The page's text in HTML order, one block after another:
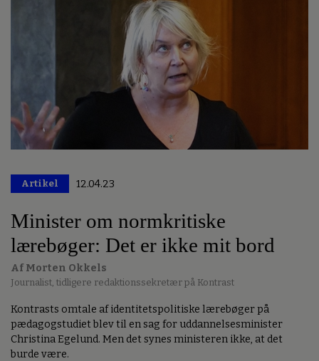
Artikel 12.04.23
Minister om normkritiske
lærebøger: Det er ikke mit bord
Af Morten Okkels
Journalist, tidligere redaktionssekretær på Kontrast
Kontrasts omtale af identitetspolitiske lærebøger på
pædagogstudiet blev til en sag for uddannelsesminister
Christina Egelund. Men det synes ministeren ikke, at det
burde være.